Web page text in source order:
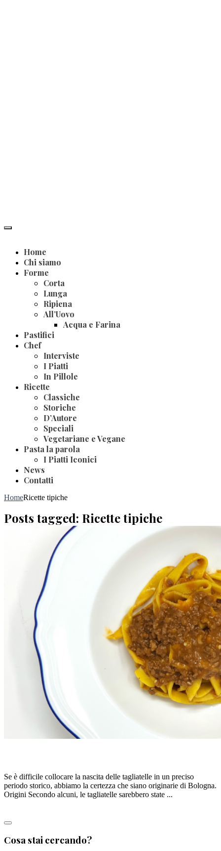
Home
Chi siamo
Forme
Corta
Lunga
Ripiena
All’Uovo
Acqua e Farina
Pastifici
Chef
Interviste
I Piatti
In Pillole
Ricette
Classiche
Storiche
D’Autore
Speciali
Vegetariane e Vegane
Pasta la parola
I Piatti Iconici
News
Contatti
HomeRicette tipiche
Posts tagged: Ricette tipiche
Se è difficile collocare la nascita delle tagliatelle in un preciso
periodo storico, abbiamo la certezza che siano originarie di Bologna.
Origini Secondo alcuni, le tagliatelle sarebbero state ...
Cosa stai cercando?